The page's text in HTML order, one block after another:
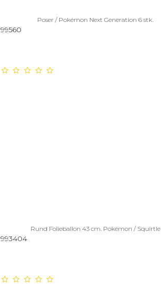
Poser / Pokémon Next Generation 6 stk.
99560
Rund Folieballon 43 cm. Pokémon / Squirtle
993404